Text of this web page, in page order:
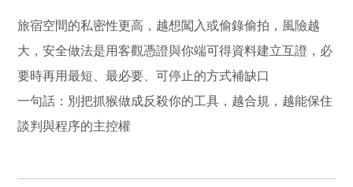
旅宿空間的私密性更高，越想闖入或偷錄偷拍，風險越
大，安全做法是用客觀憑證與你端可得資料建立互證，必
要時再用最短、最必要、可停止的方式補缺口
一句話： 別把抓猴做成反殺你的工具，越合規，越能保住
談判與程序的主控權